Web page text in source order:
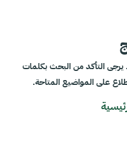
يرجى التأكد من البحث بكلمات
على المواضيع المتاحة.